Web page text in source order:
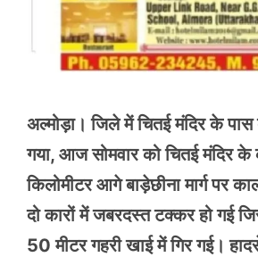
अल्मोड़ा। जिले में चितई मंदिर के पास
गया, आज सोमवार को चितई मंदिर के
किलोमीटर आगे बाड़ेछीना मार्ग पर
दो कारों में जबरदस्त टक्कर हो गई
50 मीटर गहरी खाई में गिर गई।